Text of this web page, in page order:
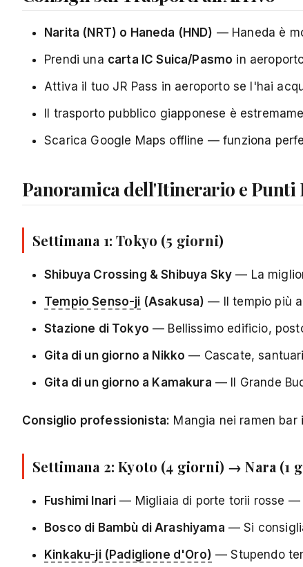
Narita (NRT) o Haneda (HND) — Haneda è
Prendi una carta IC Suica/Pasmo in
Attiva il tuo JR Pass in aeroporto se l'hai
Il trasporto pubblico giapponese è
Scarica Google Maps offline — funziona
Panoramica dell'Itinerario e
Settimana 1: Tokyo (5 giorni)
Shibuya Crossing & Shibuya Sky — La
Tempio Senso-ji (Asakusa) — Il tempio più
Stazione di Tokyo — Bellissimo edificio,
Gita di un giorno a Nikko — Cascate,
Gita di un giorno a Kamakura — Il Grande
Consiglio professionista: Mangia nei ramen
Settimana 2: Kyoto (4 giorni) → Nara (1
Fushimi Inari — Migliaia di porte torii rosse —
Bosco di Bambù di Arashiyama — Si
Kinkaku-ji (Padiglione d'Oro) — Stupendo